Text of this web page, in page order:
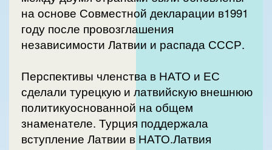
на основе Совместной декларации в1991
году после провозглашения
независимости Латвии и распада СССР.
Перспективы членства в НАТО и ЕС
сделали турецкую и латвийскую внешнюю
политикуоснованной на общем
знаменателе. Турция поддержала
вступление Латвии в НАТО.Латвия